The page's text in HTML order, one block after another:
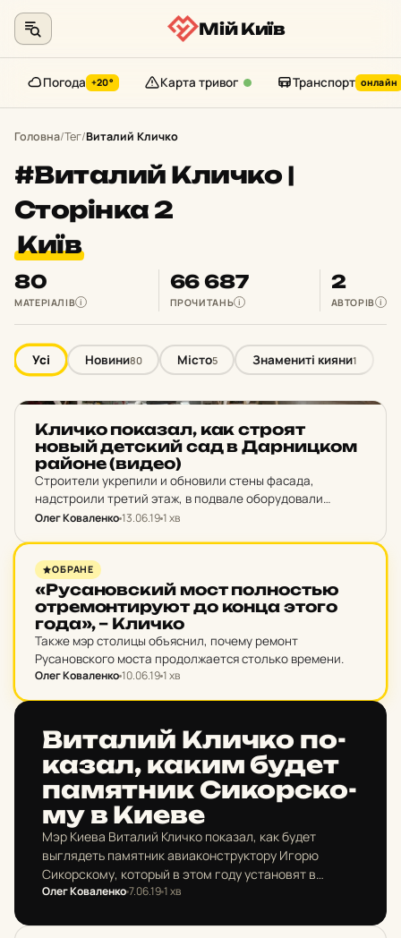
Мій Київ
Погода +20° Карта тривог Транспорт онлайн
Головна/Тег/Виталий Кличко
#Виталий Кличко |
Сторінка 2
Київ
80
МАТЕРІАЛІВ i
66 687
ПРОЧИТАНЬ i
2
АВТОРІВ i
Усі Новини80 Місто5 Знамениті кияни1
Кличко по­ка­зал, как строят
новый дет­ский сад в Дар­ниц­ком
районе (видео)
Строители укрепили и обновили стены фасада,
надстроили третий этаж, в подвале оборудовали
технические помещения.
Олег Коваленко13.06.191 хв
НОВИНИ
ОБРАНЕ
«Ру­са­нов­ский мост пол­нос­тью
от­ре­мон­ти­ру­ют до конца этого
года», – Кличко
Также мэр столицы объяснил, почему ремонт
Русановского моста продолжается столько времени.
Олег Коваленко10.06.191 хв
Ви­та­лий Кличко по­
ка­зал, каким будет
па­мят­ник Си­кор­ско­
му в Киеве
Мэр Киева Виталий Кличко показал, как будет
выглядеть памятник авиаконструктору Игорю
Сикорскому, который в этом году установят в
столице перед аэропортом, который теперь носит
Олег Коваленко7.06.191 хв